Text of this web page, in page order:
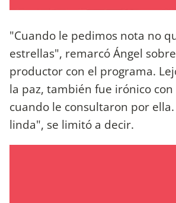
"Cuando le pedimos nota no
estrellas", remarcó Ángel
productor con el programa.
la paz, también fue irónico con
cuando le consultaron por
linda", se limitó a decir.